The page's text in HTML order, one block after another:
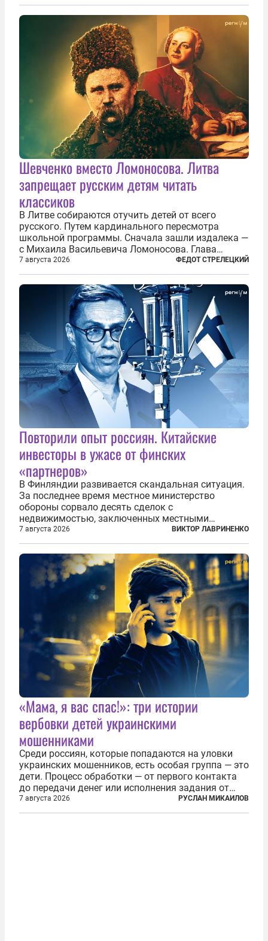
Шевченко вместо Ломоносова. Литва
запрещает русским детям читать
классиков
В Литве собираются отучить детей от всего
русского. Путем кардинального пересмотра
школьной программы. Сначала зашли издалека —
с Михаила Васильевича Ломоносова. Глава
правительства Литвы Миндаугас Синкявичюс
предложил исключить его тексты из программ
общего образования. Мотивировал он это тем,
7 августа 2026 ФЕДОТ СТРЕЛЕЦКИЙ
Повторили опыт россиян. Китайские
инвесторы в ужасе от финских
«партнеров»
В Финляндии развивается скандальная ситуация.
За последнее время местное министерство
обороны сорвало десять сделок с
недвижимостью, заключенных местными
фирмами с китайским капиталом. Чиновники
заявили, что они могли заключаться с целью
создания в Финляндии шпионской сети, чтобы
следить за...
7 августа 2026 ВИКТОР ЛАВРИНЕНКО
«Мама, я вас спас!»: три истории
вербовки детей украинскими
мошенниками
Среди россиян, которые попадаются на уловки
украинских мошенников, есть особая группа — это
дети. Процесс обработки — от первого контакта
до передачи денег или исполнения задания от
кураторов может занять от двух часов до
нескольких месяцев. Детей превращают в
7 августа 2026 РУСЛАН МИКАИЛОВ